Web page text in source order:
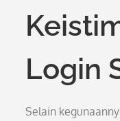
Login
Selain